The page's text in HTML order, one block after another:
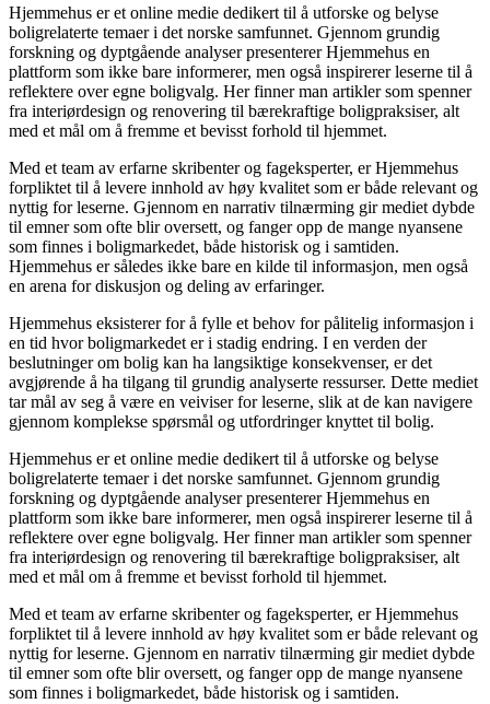
Hjemmehus er et online medie dedikert til å utforske og belyse
boligrelaterte temaer i det norske samfunnet. Gjennom grundig
forskning og dyptgående analyser presenterer Hjemmehus en
plattform som ikke bare informerer, men også inspirerer leserne til å
reflektere over egne boligvalg. Her finner man artikler som spenner
fra interiørdesign og renovering til bærekraftige boligpraksiser, alt
med et mål om å fremme et bevisst forhold til hjemmet.
Med et team av erfarne skribenter og fageksperter, er Hjemmehus
forpliktet til å levere innhold av høy kvalitet som er både relevant og
nyttig for leserne. Gjennom en narrativ tilnærming gir mediet dybde
til emner som ofte blir oversett, og fanger opp de mange nyansene
som finnes i boligmarkedet, både historisk og i samtiden.
Hjemmehus er således ikke bare en kilde til informasjon, men også
en arena for diskusjon og deling av erfaringer.
Hjemmehus eksisterer for å fylle et behov for pålitelig informasjon i
en tid hvor boligmarkedet er i stadig endring. I en verden der
beslutninger om bolig kan ha langsiktige konsekvenser, er det
avgjørende å ha tilgang til grundig analyserte ressurser. Dette mediet
tar mål av seg å være en veiviser for leserne, slik at de kan navigere
gjennom komplekse spørsmål og utfordringer knyttet til bolig.
Hjemmehus er et online medie dedikert til å utforske og belyse
boligrelaterte temaer i det norske samfunnet. Gjennom grundig
forskning og dyptgående analyser presenterer Hjemmehus en
plattform som ikke bare informerer, men også inspirerer leserne til å
reflektere over egne boligvalg. Her finner man artikler som spenner
fra interiørdesign og renovering til bærekraftige boligpraksiser, alt
med et mål om å fremme et bevisst forhold til hjemmet.
Med et team av erfarne skribenter og fageksperter, er Hjemmehus
forpliktet til å levere innhold av høy kvalitet som er både relevant og
nyttig for leserne. Gjennom en narrativ tilnærming gir mediet dybde
til emner som ofte blir oversett, og fanger opp de mange nyansene
som finnes i boligmarkedet, både historisk og i samtiden.